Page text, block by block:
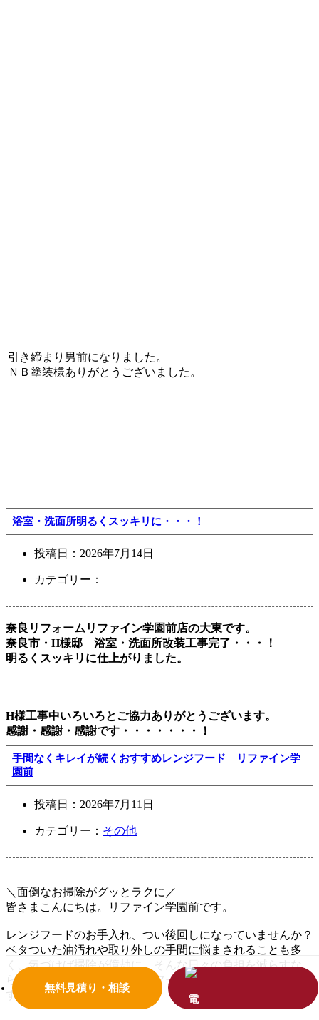
無料見積り・相談
引き締まり男前になりました。
ＮＢ塗装様ありがとうございました。
浴室・洗面所明るくスッキリに・・・！
投稿日： 2026年7月14日
カテゴリー：
奈良リフォームリファイン学園前店の大東です。
奈良市・H様邸 浴室・洗面所改装工事完了・・・！
明るくスッキリに仕上がりました。
H様工事中いろいろとご協力ありがとうございます。
感謝・感謝・感謝です・・・・・・・！
手間なくキレイが続くおすすめレンジフード リファイン学
園前
投稿日： 2026年7月11日
カテゴリー： その他
＼面倒なお掃除がグッとラクに／
皆さまこんにちは。リファイン学園前です。
レンジフードのお手入れ、つい後回しになっていませんか？
ベタついた油汚れや取り外しの手間に悩まされることも多
く、気づけば掃除が億劫に。そんな日々の負担を減らすな
ら、汚れが付きにくいレンジフードを選ぶのがポイントで
す。